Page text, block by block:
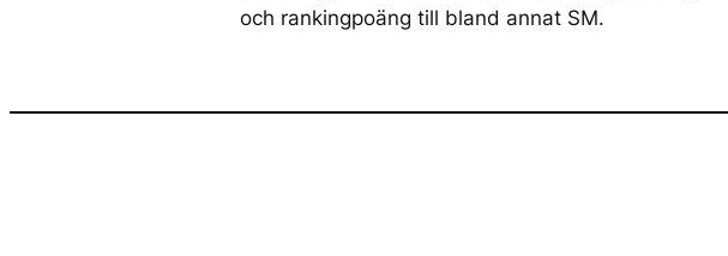
och rankingpoäng till bland annat SM.